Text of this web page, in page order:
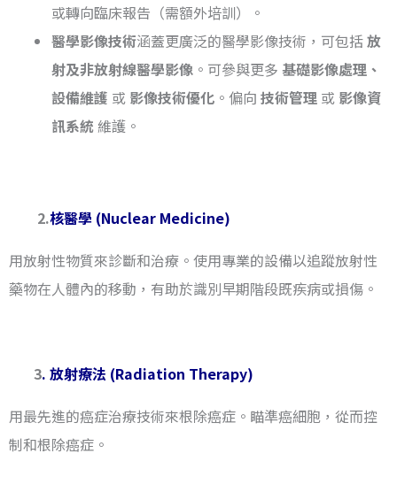
或轉向臨床報告（需額外培訓）。
醫學影像技術涵蓋更廣泛的醫學影像技術，可包括放
射及非放射線醫學影像 。可參與更多 基礎影像處理、
設備維護 或 影像技術優化 。偏向 技術管理 或 影像資
訊系統 維護。
2.核醫學 (Nuclear Medicine)
用放射性物質來診斷和治療。使用專業的設備以追蹤放射性
藥物在人體內的移動，有助於識別早期階段既疾病或損傷。
3. 放射療法 (Radiation Therapy)
用最先進的癌症治療技術來根除癌症。瞄準癌細胞，從而控
制和根除癌症。